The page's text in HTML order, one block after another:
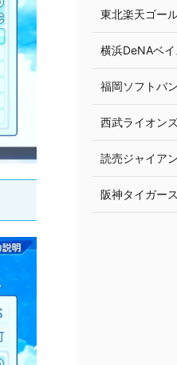
東北楽天ゴー
横浜DeNAベ
福岡ソフトバ
西武ライオン
読売ジャイア
阪神タイガース